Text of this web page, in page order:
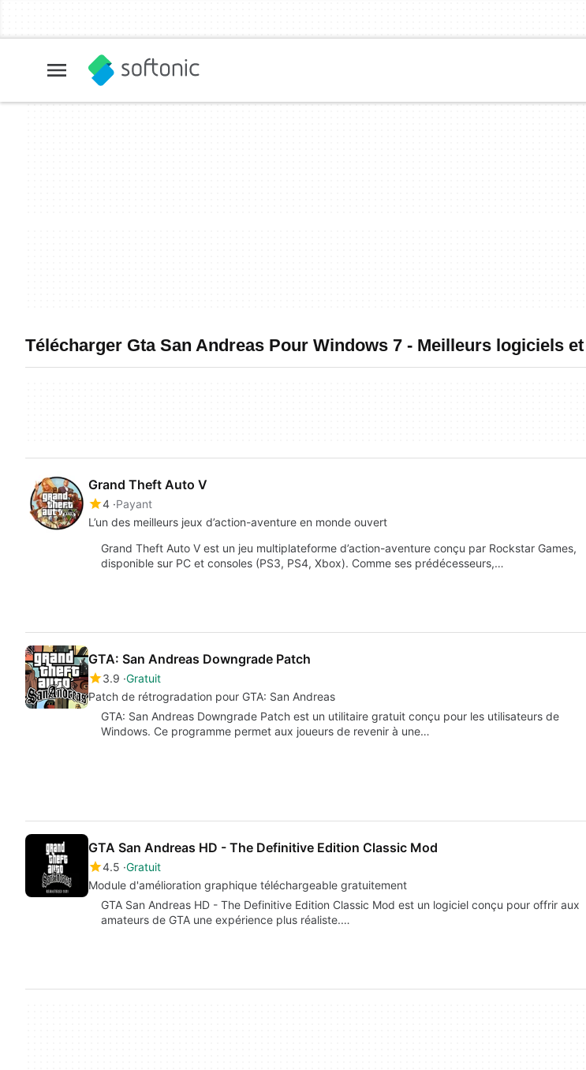
Télécharger Gta San Andreas Pour Windows 7 - Meilleurs logiciels
Grand Theft Auto V
4 Payant
L’un des meilleurs jeux d’action-aventure en monde ouvert
Grand Theft Auto V est un jeu multiplateforme d’action-aventure conçu par Rockstar Games,
disponible sur PC et consoles (PS3, PS4, Xbox). Comme ses prédécesseurs,…
GTA: San Andreas Downgrade Patch
3.9 Gratuit
Patch de rétrogradation pour GTA: San Andreas
GTA: San Andreas Downgrade Patch est un utilitaire gratuit conçu pour les utilisateurs de
Windows. Ce programme permet aux joueurs de revenir à une…
GTA San Andreas HD - The Definitive Edition Classic Mod
4.5 Gratuit
Module d'amélioration graphique téléchargeable gratuitement
GTA San Andreas HD - The Definitive Edition Classic Mod est un logiciel conçu pour offrir aux
amateurs de GTA une expérience plus réaliste.…